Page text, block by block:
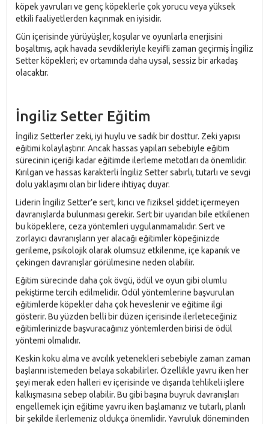
köpek yavruları ve genç köpeklerle çok yorucu veya yüksek
etkili faaliyetlerden kaçınmak en iyisidir.
Gün içerisinde yürüyüşler, koşular ve oyunlarla enerjisini
boşaltmış, açık havada sevdikleriyle keyifli zaman geçirmiş İngiliz
Setter köpekleri; ev ortamında daha uysal, sessiz bir arkadaş
olacaktır.
İngiliz Setter Eğitim
İngiliz Setterler zeki, iyi huylu ve sadık bir dosttur. Zeki yapısı
eğitimi kolaylaştırır. Ancak hassas yapıları sebebiyle eğitim
sürecinin içeriği kadar eğitimde ilerleme metotları da önemlidir.
Kırılgan ve hassas karakterli İngiliz Setter sabırlı, tutarlı ve sevgi
dolu yaklaşımı olan bir lidere ihtiyaç duyar.
Liderin İngiliz Setter’e sert, kırıcı ve fiziksel şiddet içermeyen
davranışlarda bulunması gerekir. Sert bir uyarıdan bile etkilenen
bu köpeklere, ceza yöntemleri uygulanmamalıdır. Sert ve
zorlayıcı davranışların yer alacağı eğitimler köpeğinizde
gerileme, psikolojik olarak olumsuz etkilenme, içe kapanık ve
çekingen davranışlar görülmesine neden olabilir.
Eğitim sürecinde daha çok övgü, ödül ve oyun gibi olumlu
pekiştirme tercih edilmelidir. Ödül yöntemlerine başvurulan
eğitimlerde köpekler daha çok heveslenir ve eğitime ilgi
gösterir. Bu yüzden belli bir düzen içerisinde ilerleteceğiniz
eğitimlerinizde başvuracağınız yöntemlerden birisi de ödül
yöntemi olmalıdır.
Keskin koku alma ve avcılık yetenekleri sebebiyle zaman zaman
başlarını istemeden belaya sokabilirler. Özellikle yavru iken her
şeyi merak eden halleri ev içerisinde ve dışarıda tehlikeli işlere
kalkışmasına sebep olabilir. Bu gibi başına buyruk davranışları
engellemek için eğitime yavru iken başlamanız ve tutarlı, planlı
bir şekilde ilerlemeniz oldukça önemlidir. Yavruluk döneminden